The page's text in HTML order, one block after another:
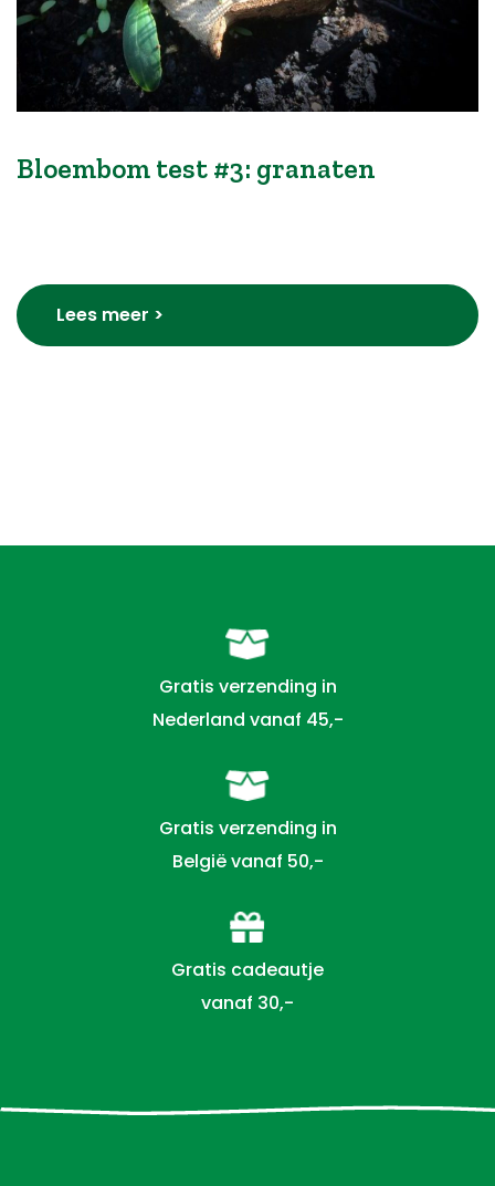
Bloembom test #3: granaten
Lees meer >
Gratis verzending in
Nederland vanaf 45,-
Gratis verzending in
België vanaf 50,-
Gratis cadeautje
vanaf 30,-